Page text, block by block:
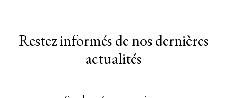
Restez informés de nos dernières
actualités